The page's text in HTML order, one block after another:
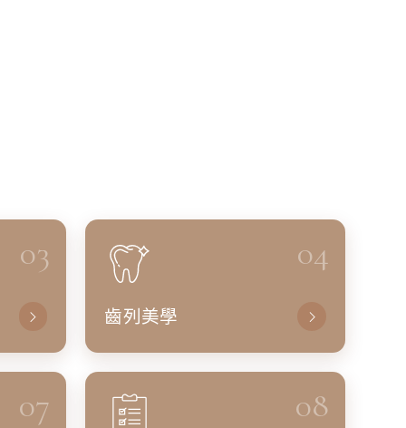
03 04
齒列美學
07 08